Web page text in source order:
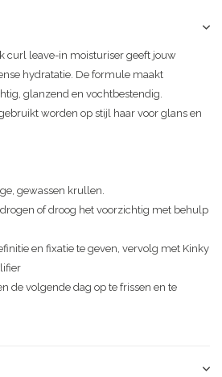
curl leave-in moisturiser geeft jouw
hydratatie. De formule maakt
glanzend en vochtbestendig.
worden op stijl haar voor glans en
gewassen krullen.
of droog het voorzichtig met behulp
en fixatie te geven, vervolg met Kinky
de volgende dag op te frissen en te